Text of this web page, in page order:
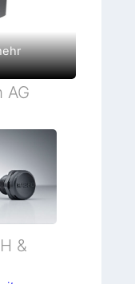
AG
&